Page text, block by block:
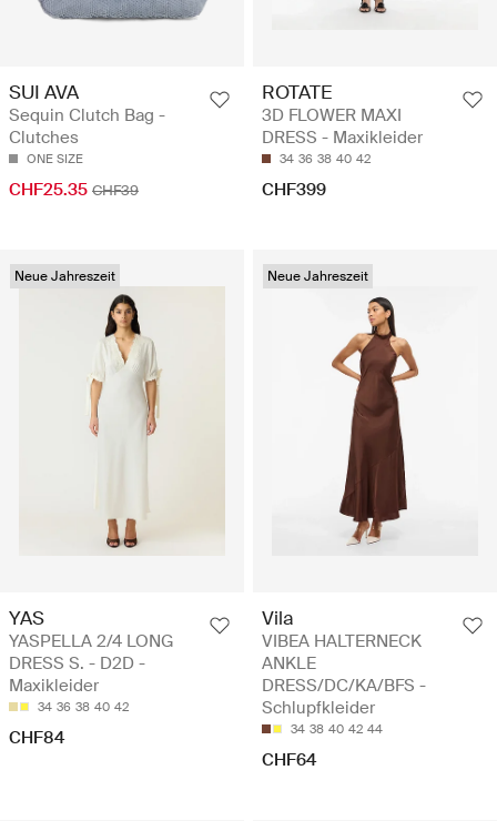
SUI AVA
Sequin Clutch Bag -
Clutches
ONE SIZE
CHF25.35 CHF39
ROTATE
3D FLOWER MAXI
DRESS - Maxikleider
34 36 38 40 42
CHF399
Neue Jahreszeit
YAS
YASPELLA 2/4 LONG
DRESS S. - D2D -
Maxikleider
34 36 38 40 42
CHF84
Neue Jahreszeit
Vila
VIBEA HALTERNECK
ANKLE
DRESS/DC/KA/BFS -
Schlupfkleider
34 38 40 42 44
CHF64